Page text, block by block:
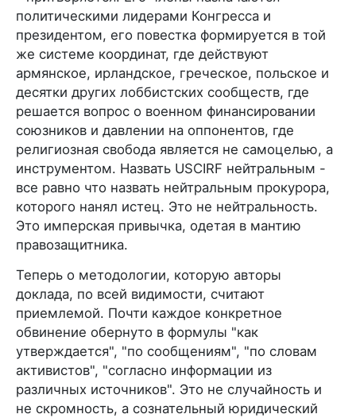
политическими лидерами Конгресса и
президентом, его повестка формируется в той
же системе координат, где действуют
армянское, ирландское, греческое, польское и
десятки других лоббистских сообществ, где
решается вопрос о военном финансировании
союзников и давлении на оппонентов, где
религиозная свобода является не самоцелью, а
инструментом. Назвать USCIRF нейтральным -
все равно что назвать нейтральным прокурора,
которого нанял истец. Это не нейтральность.
Это имперская привычка, одетая в мантию
правозащитника.
Теперь о методологии, которую авторы
доклада, по всей видимости, считают
приемлемой. Почти каждое конкретное
обвинение обернуто в формулы "как
утверждается", "по сообщениям", "по словам
активистов", "согласно информации из
различных источников". Это не случайность и
не скромность, а сознательный юридический